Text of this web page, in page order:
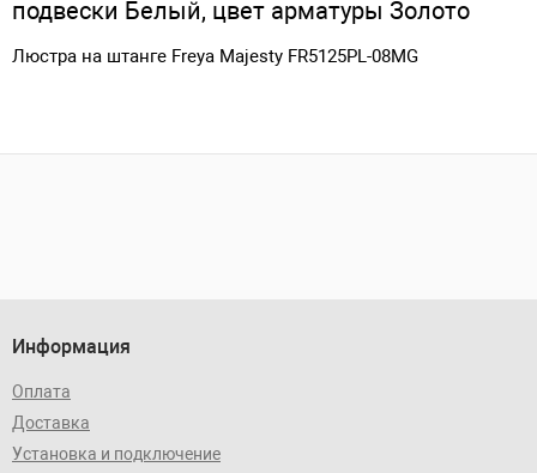
подвески Белый, цвет арматуры Золото
Люстра на штанге Freya Majesty FR5125PL-08MG
Информация
Оплата
Доставка
Установка и подключение